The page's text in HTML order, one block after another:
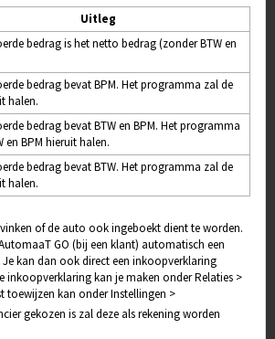
Uitleg
bedrag is het netto bedrag (zonder BTW en
bedrag bevat BPM. Het programma zal de
halen.
bedrag bevat BTW en BPM. Het programma
en BPM hieruit halen.
bedrag bevat BTW. Het programma zal de
halen.
of de auto ook ingeboekt dient te worden.
GO (bij een klant) automatisch een
kan dan ook direct een inkoopverklaring
inkoopverklaring kan je maken onder Relaties >
toewijzen kan onder Instellingen >
gekozen is zal deze als rekening worden